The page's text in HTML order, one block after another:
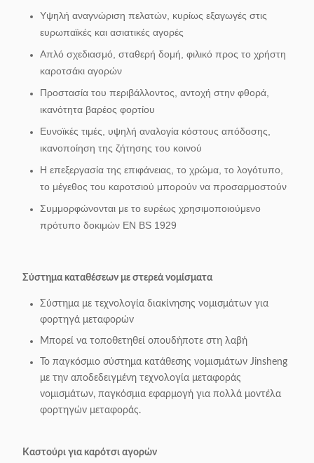
Υψηλή αναγνώριση πελατών, κυρίως εξαγωγές στις
ευρωπαϊκές και ασιατικές αγορές
Απλό σχεδιασμό, σταθερή δομή, φιλικό προς το χρήστη
καροτσάκι αγορών
Προστασία του περιβάλλοντος, αντοχή στην φθορά,
ικανότητα βαρέος φορτίου
Ευνοϊκές τιμές, υψηλή αναλογία κόστους απόδοσης,
ικανοποίηση της ζήτησης του κοινού
Η επεξεργασία της επιφάνειας, το χρώμα, το λογότυπο,
το μέγεθος του καροτσιού μπορούν να προσαρμοστούν
Συμμορφώνονται με το ευρέως χρησιμοποιούμενο
πρότυπο δοκιμών EN BS 1929
Σύστημα καταθέσεων με στερεά νομίσματα
Σύστημα με τεχνολογία διακίνησης νομισμάτων για
φορτηγά μεταφορών
Μπορεί να τοποθετηθεί οπουδήποτε στη λαβή
Το παγκόσμιο σύστημα κατάθεσης νομισμάτων Jinsheng
με την αποδεδειγμένη τεχνολογία μεταφοράς
νομισμάτων, παγκόσμια εφαρμογή για πολλά μοντέλα
φορτηγών μεταφοράς.
Καστούρι για καρότσι αγορών